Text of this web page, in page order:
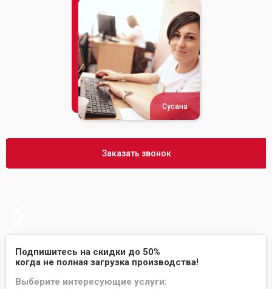
Сусана
Заказать звонок
Подпишитесь на скидки до 50%
когда не полная загрузка производства!
Выберите интересующие услуги: